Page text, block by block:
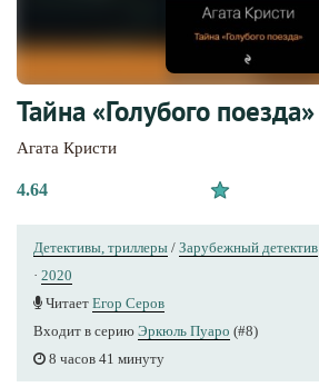
Тайна «Голубого поезда»
Агата Кристи
4.64
Детективы, триллеры / Зарубежный детектив
· 2020
Читает Егор Серов
Входит в серию Эркюль Пуаро (#8)
8 часов 41 минуту